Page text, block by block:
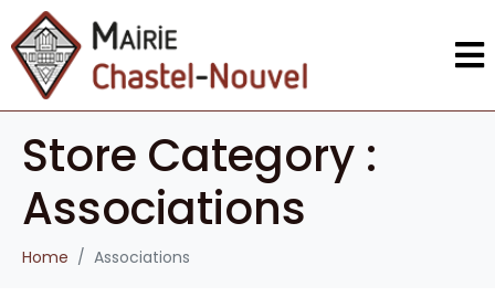
Store Category :
Associations
Home Associations